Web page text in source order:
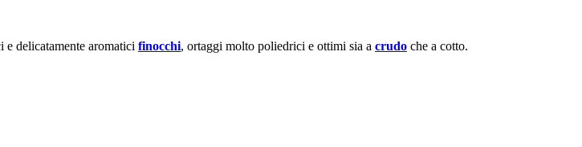
e delicatamente aromatici finocchi, ortaggi molto poliedrici e ottimi sia a crudo che a cotto.